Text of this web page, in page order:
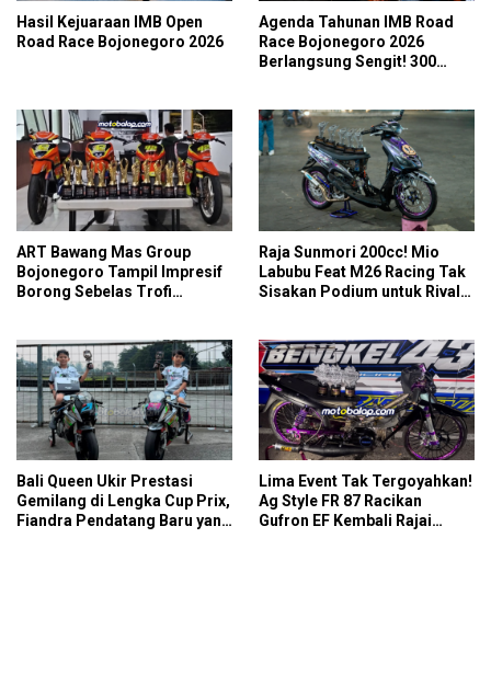
Hasil Kejuaraan IMB Open
Road Race Bojonegoro 2026
Agenda Tahunan IMB Road
Race Bojonegoro 2026
Berlangsung Sengit! 300
ART Bawang Mas Group
Bojonegoro Tampil Impresif
Borong Sebelas Trofi
Raja Sunmori 200cc! Mio
Labubu Feat M26 Racing Tak
Sisakan Podium untuk Rival
Bali Queen Ukir Prestasi
Gemilang di Lengka Cup Prix,
Fiandra Pendatang Baru yang
Lima Event Tak Tergoyahkan!
Ag Style FR 87 Racikan
Gufron EF Kembali Rajai